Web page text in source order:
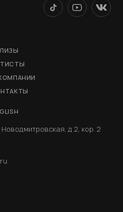
Новодмитровская, д 2, кор. 2